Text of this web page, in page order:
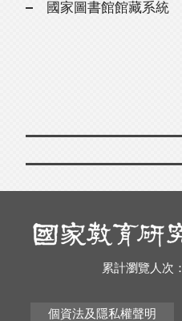
國家圖書館館藏系統
累計瀏覽人次：
個資法及隱私權聲明